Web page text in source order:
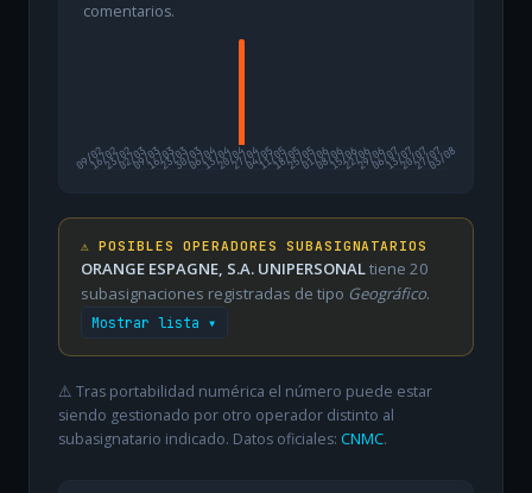
comentarios.
09/02
16/0223/0202/0309/0316/0323/0330/0306/0413/0420/0427/0404/0511/0518/0525/0501/0608/0615/0622/0629/0606/0713/0720/0727/07
03/08
⚠️ POSIBLES OPERADORES SUBASIGNATARIOS
ORANGE ESPAGNE, S.A. UNIPERSONALtiene 20
subasignaciones registradas de tipo Geográfico.
Mostrar lista ▾
⚠️ Tras portabilidad numérica el número puede estar
siendo gestionado por otro operador distinto al
subasignatario indicado. Datos oficiales: CNMC.